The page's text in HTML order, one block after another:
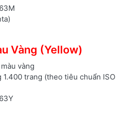
Vàng (Yellow)
vàng
1.400 trang (theo tiêu chuẩn ISO